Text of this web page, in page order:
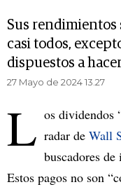
Sus
casi todos,
dispuestos a
27 Mayo de 2024 13.27
L os dividendos
radar de Wall
buscadores
Estos pagos no son